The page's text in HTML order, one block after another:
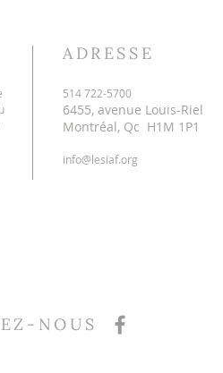
ADRESSE
514 722-5700
6455, avenue Louis-Riel
Montréal, Qc H1M 1P1
info@lesiaf.org
NOUS